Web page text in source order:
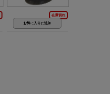
在庫切れ